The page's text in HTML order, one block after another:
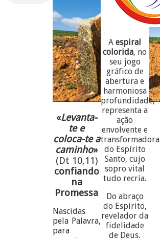
«Levanta-
te e
coloca-te a
caminho»
(Dt 10,11)
confiando
na
Promessa
Nascidas
pela Palavra,
para
Aespiral
colorida, no
seu jogo
gráfico de
abertura e
harmoniosa
profundidade,
representa a
ação
envolvente e
transformadora
do Espírito
Santo, cujo
sopro vital
tudo recria.
Do abraço
do Espírito,
revelador da
fidelidade
de Deus,